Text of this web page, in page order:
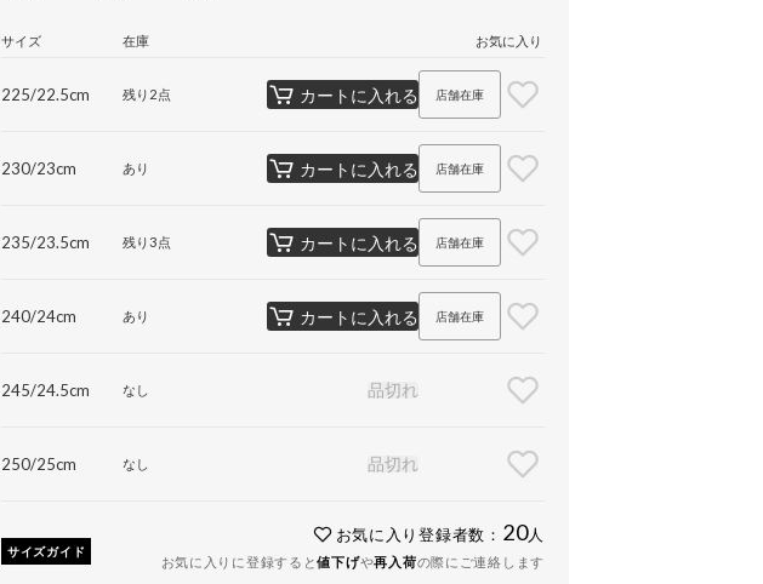
サイズ 在庫 お気に入り
225/22.5cm 残り2点 カートに入れる 店舗在庫
230/23cm あり カートに入れる 店舗在庫
235/23.5cm 残り3点 カートに入れる 店舗在庫
240/24cm あり カートに入れる 店舗在庫
245/24.5cm なし 品切れ
250/25cm なし 品切れ
サイズガイド
お気に入り登録者数： 20人
お気に入りに登録すると値下げや再入荷の際にご連絡します